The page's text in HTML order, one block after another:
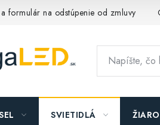
formulár na odstúpenie od zmluvy
SVIETIDLÁ